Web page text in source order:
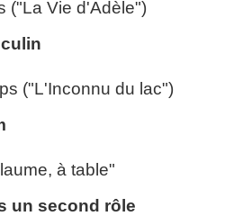
("La Vie d'Adèle")
("L'Inconnu du lac")
à table"
un second rôle